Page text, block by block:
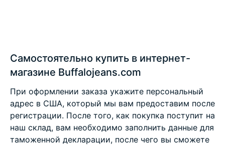
Самостоятельно купить в интернет-
магазине Buffalojeans.com
При оформлении заказа укажите персональный
адрес в США, который мы вам предоставим после
регистрации. После того, как покупка поступит на
наш склад, вам необходимо заполнить данные для
таможенной декларации, после чего вы сможете